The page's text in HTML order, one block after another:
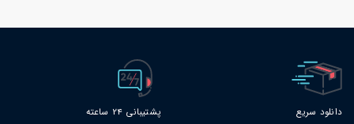
دانلود سریع پشتیبانی 24 ساعته